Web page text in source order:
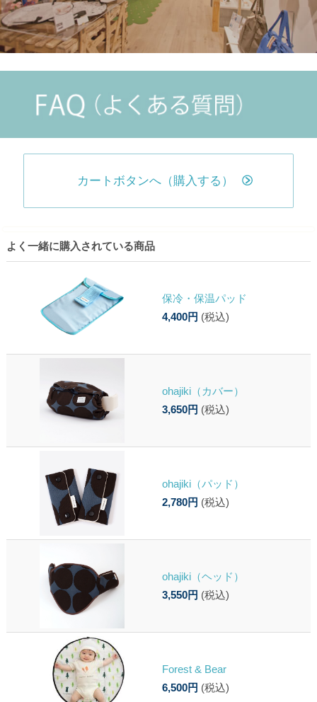
カートボタンへ（購入する）
よく一緒に購入されている商品
保冷・保温パッド
4,400円 (税込)
ohajiki（カバー）
3,650円 (税込)
ohajiki（パッド）
2,780円 (税込)
ohajiki（ヘッド）
3,550円 (税込)
Forest & Bear
6,500円 (税込)